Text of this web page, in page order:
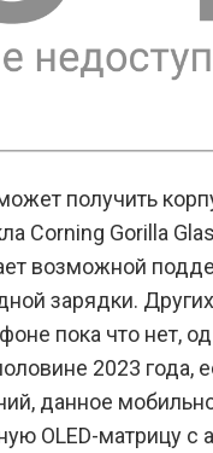
получить
Corning Gorilla
возможной
зарядки. Других
пока что нет,
2023 года,
данное
OLED-матрицу с